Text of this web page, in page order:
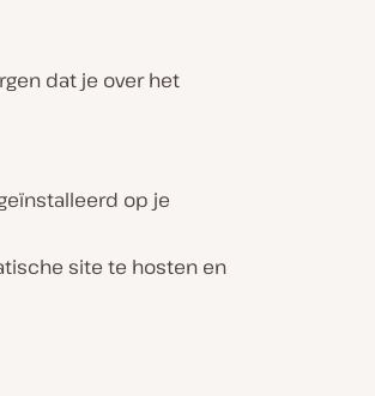
dat je over het
op je
site te hosten en